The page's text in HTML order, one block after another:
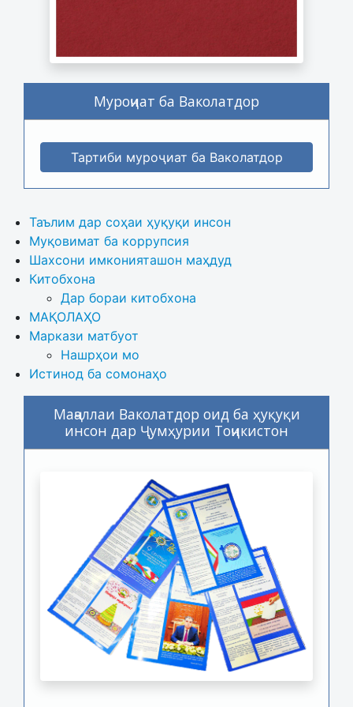
Муроҷиат ба Ваколатдор
Тартиби муроҷиат ба Ваколатдор
Таълим дар соҳаи ҳуқуқи инсон
Муқовимат ба коррупсия
Шахсони имконияташон маҳдуд
Китобхона
Дар бораи китобхона
МАҚОЛАҲО
Маркази матбуот
Нашрҳои мо
Истинод ба сомонаҳо
Маҷаллаи Ваколатдор оид ба ҳуқуқи
инсон дар Ҷумҳурии Тоҷикистон